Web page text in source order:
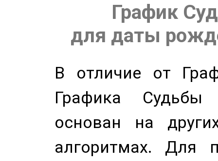
График
для даты
В отличие от
Графика
основан на
алгоритмах. Для